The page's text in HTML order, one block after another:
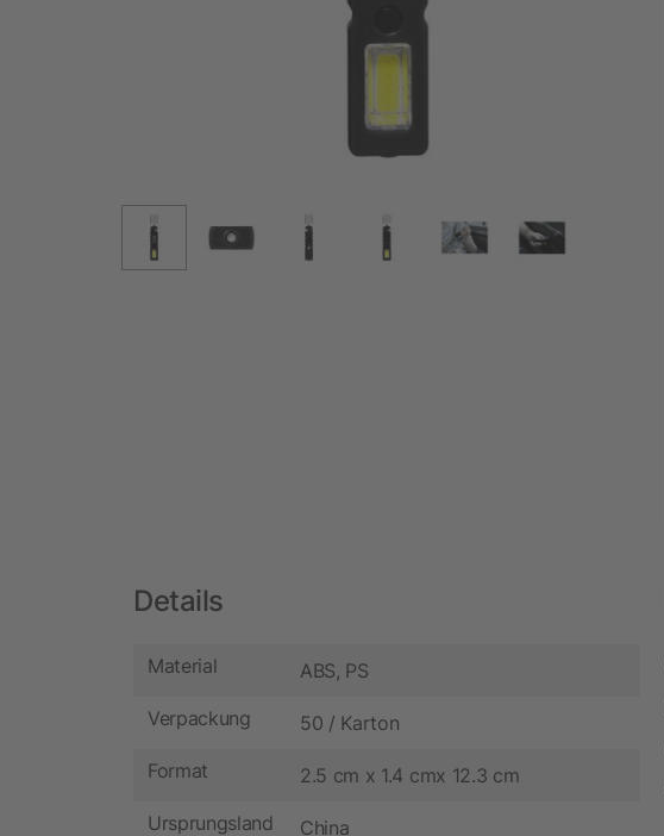
Details
Material ABS, PS
Verpackung 50 / Karton
Format 2.5 cm x 1.4 cmx 12.3 cm
Ursprungsland China